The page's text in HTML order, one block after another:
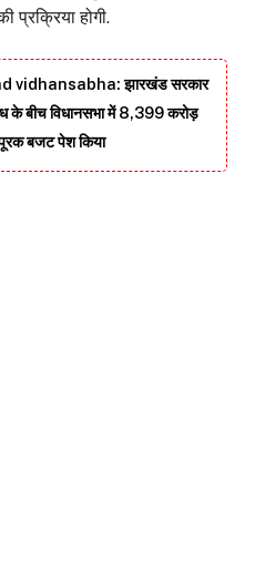
प्रक्रिया होगी.
vidhansabha: झारखंड सरकार
के बीच विधानसभा में 8,399 करोड़
बजट पेश किया